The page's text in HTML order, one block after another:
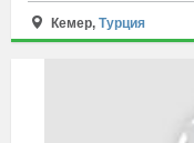
Кемер,Турция